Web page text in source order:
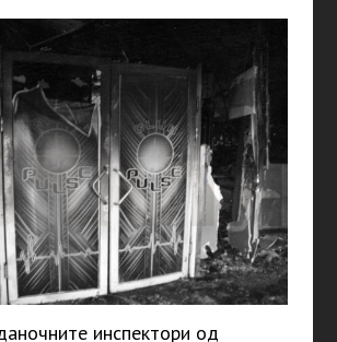
инспектори од